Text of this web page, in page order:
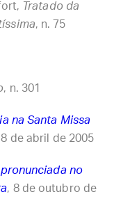
Tratado da
, n. 75
, n. 301
na Santa Missa
de abril de 2005
no
, 8 de outubro de